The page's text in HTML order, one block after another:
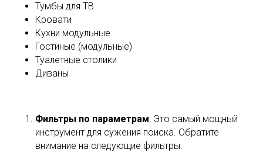
Тумбы для ТВ
Кровати
Кухни модульные
Гостиные (модульные)
Туалетные столики
Диваны
Фильтры по параметрам: Это самый мощный
инструмент для сужения поиска. Обратите
внимание на следующие фильтры: